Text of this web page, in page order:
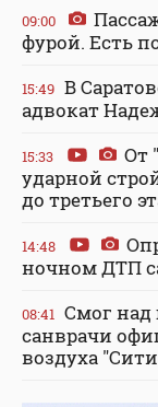
09:00
фурой. Есть
15:49 В
адвокат
15:33
От
ударной
до третьего
14:48
ночном ДТП
08:41 Смог над
санврачи
воздуха